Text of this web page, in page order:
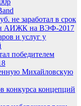
не заработал в срок
АИЖК на ВЭФ-2017
и услуг у
победителем
Михайловскую
конкурса концепций